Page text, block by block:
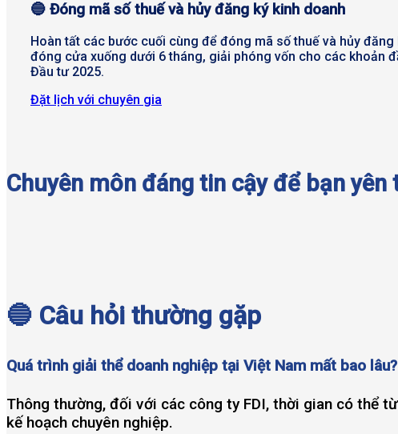
🔵 Đóng mã số thuế và hủy đăng ký kinh doanh
Hoàn tất các bước cuối cùng để đóng mã số thuế và hủy
đóng cửa xuống dưới 6 tháng, giải phóng vốn cho các khoản
Đầu tư 2025.
Đặt lịch với chuyên gia
Chuyên môn đáng tin cậy để bạn yên
🔵 Câu hỏi thường gặp
Quá trình giải thể doanh nghiệp tại Việt Nam mất bao lâu?
Thông thường, đối với các công ty FDI, thời gian có thể
kế hoạch chuyên nghiệp.